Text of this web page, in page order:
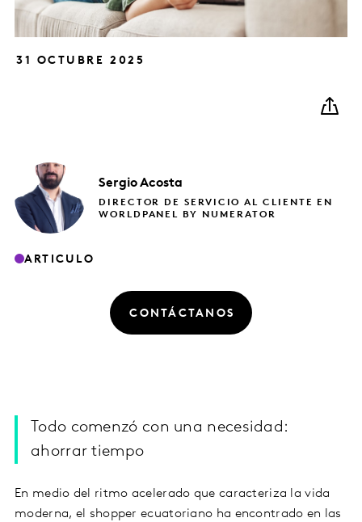
31 OCTUBRE 2025
Sergio Acosta
DIRECTOR DE SERVICIO AL CLIENTE EN
WORLDPANEL BY NUMERATOR
ARTICULO
CONTÁCTANOS
Todo comenzó con una necesidad:
ahorrar tiempo
En medio del ritmo acelerado que caracteriza la vida
moderna, el shopper ecuatoriano ha encontrado en las